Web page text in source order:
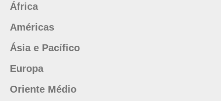
África
Américas
Ásia e Pacífico
Europa
Oriente Médio